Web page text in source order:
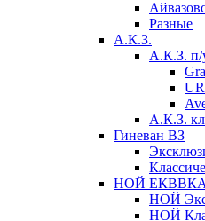
Разные
А.К.З.
А.К.З. п/
А.К.З.
Гиневан ВЗ
НОЙ ЕКВВКА
НОЙ
НОЙ